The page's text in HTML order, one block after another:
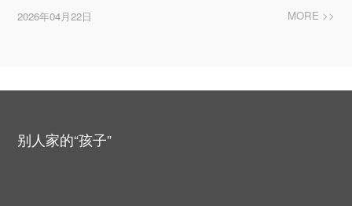
2026年04月22日 MORE >>
别人家的“孩子”